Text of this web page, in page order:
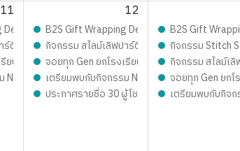
11 12
ยทุกเจน กับ เก่งน้ำปิง
ส่งมอบความสุข สนุกจอยทุกเจน
Design contest 2026 LIVE Playfull: ส่งมอบความสุข สนุ
B2S Gift Wrapping Design contest 2026
B2S Gift
ทุกเจนLOVE PARTY By Elmer’s
ตี้ ปั้นสนุกสุดมุ้งมิ้ง - Magical SLIME LOVE PARTY By
กิจกรรม สไลม์เลิฟปาร์ตี้ ปั้นสนุกสุดมุ้งมิ้ง -
กิจกรรม Stitch
ยน จอยทุก Gen ยกโรงเรียน กิจกรรม สไลม์เ
!! Trainer Journey On Tour !!
เตรียมพบกับกิจกรรม New Trainer Journey On
จอยทุก Gen ยกโ
ประกาศรายชื่อ 30 ผู้โชคดี กิจกรรม Mom
เตรียมพบกับกิจก